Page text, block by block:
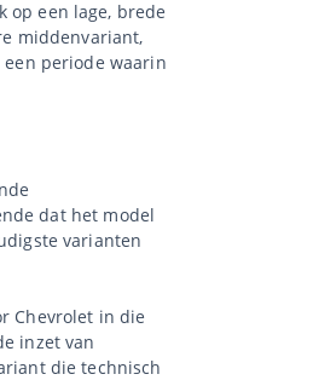
op een lage, brede
middenvariant,
periode waarin
dat het model
varianten
Chevrolet in die
inzet van
die technisch